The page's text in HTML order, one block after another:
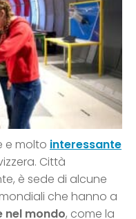
e molto interessante
Città
è sede di alcune
che hanno a
nel mondo, come la